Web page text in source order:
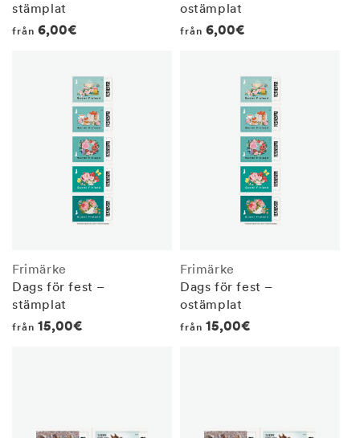
stämplat
Regular
från 6,00€
ostämplat
Regular
från 6,00€
Frimärke
Dags för fest –
stämplat
Regular
från 15,00€
Frimärke
Dags för fest –
ostämplat
Regular
från 15,00€